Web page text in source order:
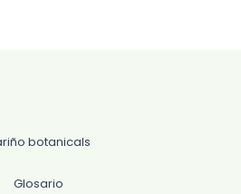
botanicals
Glosario